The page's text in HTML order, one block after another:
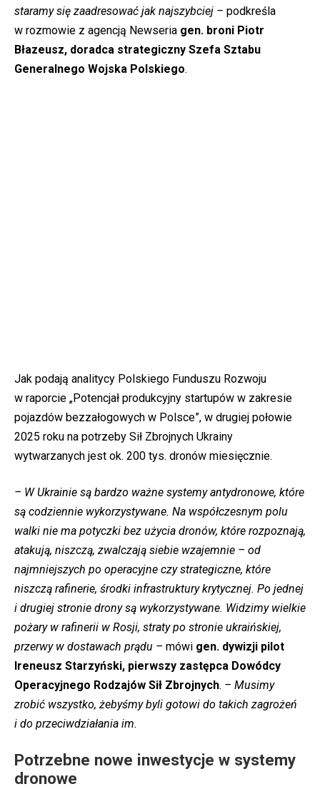
staramy się zaadresować jak najszybciej – podkreśla
w rozmowie z agencją Newseria gen. broni Piotr
Błazeusz, doradca strategiczny Szefa Sztabu
Generalnego Wojska Polskiego.
Jak podają analitycy Polskiego Funduszu Rozwoju
w raporcie „Potencjał produkcyjny startupów w zakresie
pojazdów bezzałogowych w Polsce”, w drugiej połowie
2025 roku na potrzeby Sił Zbrojnych Ukrainy
wytwarzanych jest ok. 200 tys. dronów miesięcznie.
– W Ukrainie są bardzo ważne systemy antydronowe, które
są codziennie wykorzystywane. Na współczesnym polu
walki nie ma potyczki bez użycia dronów, które rozpoznają,
atakują, niszczą, zwalczają siebie wzajemnie – od
najmniejszych po operacyjne czy strategiczne, które
niszczą rafinerie, środki infrastruktury krytycznej. Po jednej
i drugiej stronie drony są wykorzystywane. Widzimy wielkie
pożary w rafinerii w Rosji, straty po stronie ukraińskiej,
przerwy w dostawach prądu – mówi gen. dywizji pilot
Ireneusz Starzyński, pierwszy zastępca Dowódcy
Operacyjnego Rodzajów Sił Zbrojnych. – Musimy
zrobić wszystko, żebyśmy byli gotowi do takich zagrożeń
i do przeciwdziałania im.
Potrzebne nowe inwestycje w systemy
dronowe